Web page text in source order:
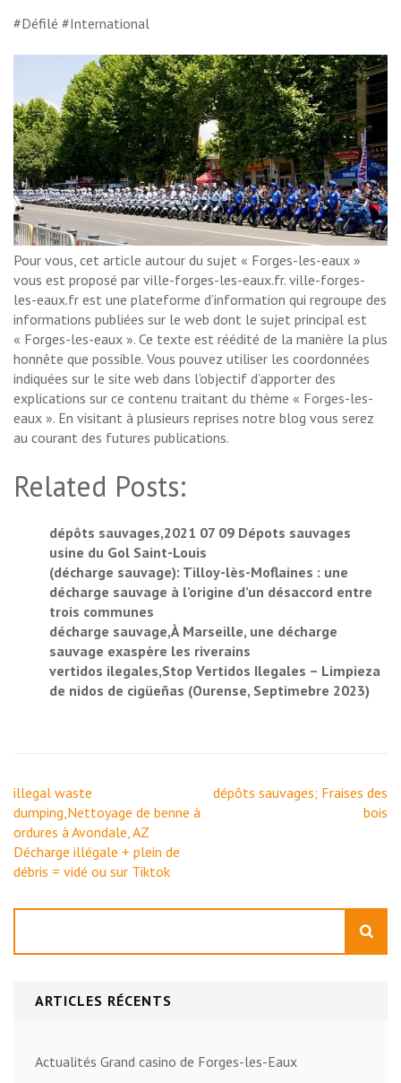
#Défilé #International
Pour vous, cet article autour du sujet « Forges-les-eaux »
vous est proposé par ville-forges-les-eaux.fr. ville-forges-
les-eaux.fr est une plateforme d’information qui regroupe des
informations publiées sur le web dont le sujet principal est
« Forges-les-eaux ». Ce texte est réédité de la manière la plus
honnête que possible. Vous pouvez utiliser les coordonnées
indiquées sur le site web dans l’objectif d’apporter des
explications sur ce contenu traitant du thème « Forges-les-
eaux ». En visitant à plusieurs reprises notre blog vous serez
au courant des futures publications.
Related Posts:
dépôts sauvages,2021 07 09 Dépots sauvages
usine du Gol Saint-Louis
(décharge sauvage): Tilloy-lès-Moflaines : une
décharge sauvage à l’origine d’un désaccord entre
trois communes
décharge sauvage,À Marseille, une décharge
sauvage exaspère les riverains
vertidos ilegales,Stop Vertidos Ilegales – Limpieza
de nidos de cigüeñas (Ourense, Septimebre 2023)
Navigation
de
l’article
illegal waste
dumping,Nettoyage de benne à
ordures à Avondale, AZ
Décharge illégale + plein de
débris = vidé ou sur Tiktok
dépôts sauvages; Fraises des
bois
ARTICLES RÉCENTS
Actualités Grand casino de Forges-les-Eaux